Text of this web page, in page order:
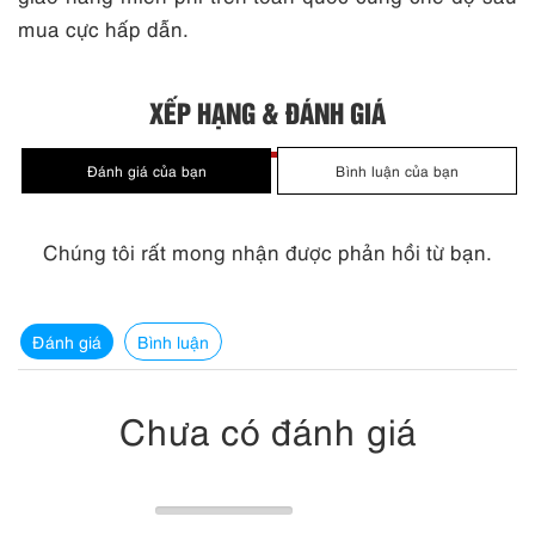
mua cực hấp dẫn.
XẾP HẠNG & ĐÁNH GIÁ
Chúng tôi rất mong nhận được phản hồi từ bạn.
Đánh giá Bình luận
Chưa có đánh giá